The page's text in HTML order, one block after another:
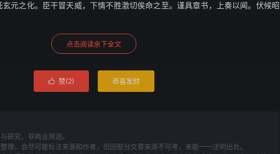
元之化。臣干冒天威，下情不胜激切俟命之至。谨具章书，上奏以闻。伏候昭
点击阅读余下全文
 赞(2) 恭喜发财
研究，非商业用途。
理，会尽可能标注来源和作者，但因部分文章来源不可考，未能一一注明出处。